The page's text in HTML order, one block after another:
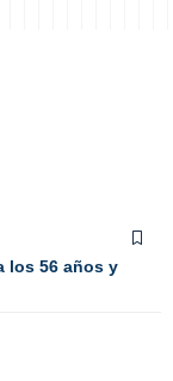
los 56 años y